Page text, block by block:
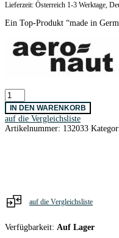
Lieferzeit: Österreich 1-3 Werktage,
Ein Top-Produkt “made in
Präz.Spinner
Cool
Nose
30
/
IN DEN WARENKORB
auf die Vergleichsliste
Artikelnummer: 132033
auf die Vergleichsliste
Verfügbarkeit: Auf Lager